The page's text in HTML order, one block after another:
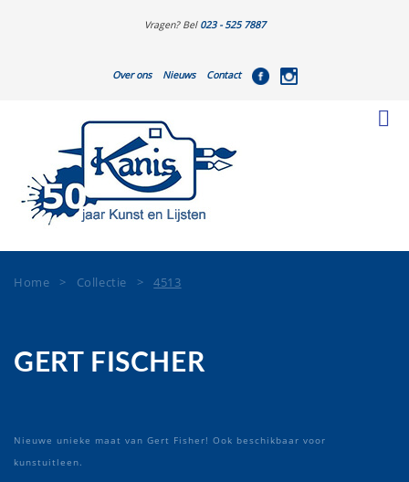
Vragen? Bel 023 - 525 7887
Over ons Nieuws Contact
Home > Collectie >4513
GERT FISCHER
Nieuwe unieke maat van Gert Fisher! Ook beschikbaar voor
kunstuitleen.